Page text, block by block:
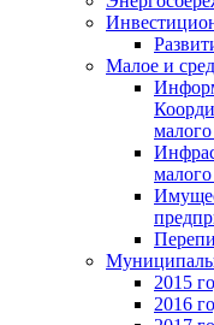
Малое и
2015
2016